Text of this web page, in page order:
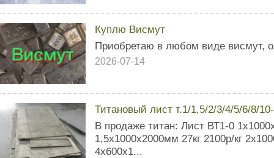
Куплю Висмут
Приобретаю в любом виде висмут,
2026-07-14
Титановый лист т.1/1,5/2/3/4/5/6/8/
В продаже титан: Лист ВТ1-0
1,5х1000х2000мм 27кг 2100р/кг
4х600х1...